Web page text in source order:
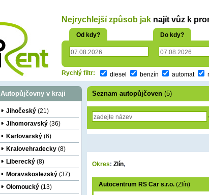
Nejrychlejší způsob jak najít vůz k
Od kdy? Do kdy?
Rychlý filtr: diesel benzín automat
Autopůjčovny v kraji
Jihočeský (21)
Jihomoravský (36)
Karlovarský (6)
Kralovehradecky (8)
Liberecký (8)
Moravskoslezský (37)
Olomoucký (13)
Seznam autopůjčoven (5)
Okres: Zlín,
Autocentrum RS Car s.r.o. (Zlín)